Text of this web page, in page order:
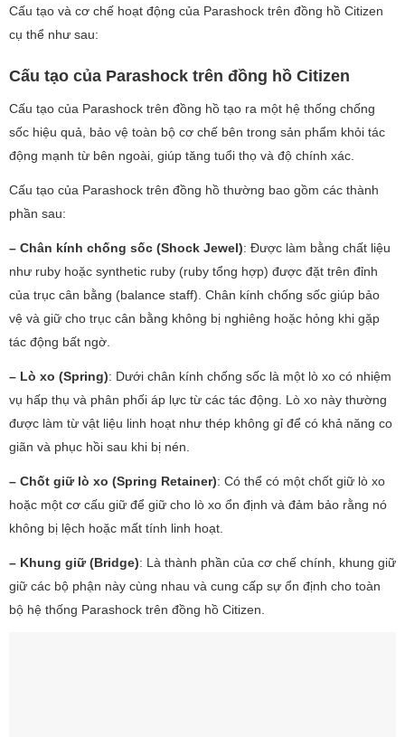
Cấu tạo và cơ chế hoạt động của Parashock trên đồng hồ Citizen
cụ thể như sau:
Cấu tạo của Parashock trên đồng hồ Citizen
Cấu tạo của Parashock trên đồng hồ tạo ra một hệ thống chống
sốc hiệu quả, bảo vệ toàn bộ cơ chế bên trong sản phẩm khỏi tác
động mạnh từ bên ngoài, giúp tăng tuổi thọ và độ chính xác.
Cấu tạo của Parashock trên đồng hồ thường bao gồm các thành
phần sau:
– Chân kính chống sốc (Shock Jewel): Được làm bằng chất liệu
như ruby hoặc synthetic ruby (ruby tổng hợp) được đặt trên đỉnh
của trục cân bằng (balance staff). Chân kính chống sốc giúp bảo
vệ và giữ cho trục cân bằng không bị nghiêng hoặc hỏng khi gặp
tác động bất ngờ.
– Lò xo (Spring): Dưới chân kính chống sốc là một lò xo có nhiệm
vụ hấp thụ và phân phối áp lực từ các tác động. Lò xo này thường
được làm từ vật liệu linh hoạt như thép không gỉ để có khả năng co
giãn và phục hồi sau khi bị nén.
– Chốt giữ lò xo (Spring Retainer): Có thể có một chốt giữ lò xo
hoặc một cơ cấu giữ để giữ cho lò xo ổn định và đảm bảo rằng nó
không bị lệch hoặc mất tính linh hoạt.
– Khung giữ (Bridge): Là thành phần của cơ chế chính, khung giữ
giữ các bộ phận này cùng nhau và cung cấp sự ổn định cho toàn
bộ hệ thống Parashock trên đồng hồ Citizen.